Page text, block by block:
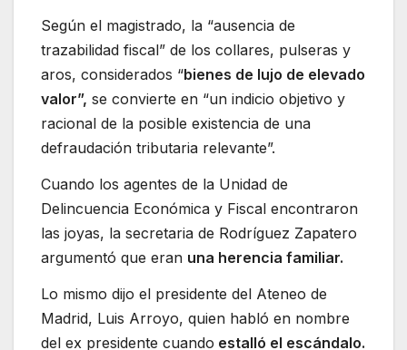
Según el magistrado, la “ausencia de
trazabilidad fiscal” de los collares, pulseras y
aros, considerados “bienes de lujo de elevado
valor”, se convierte en “un indicio objetivo y
racional de la posible existencia de una
defraudación tributaria relevante”.
Cuando los agentes de la Unidad de
Delincuencia Económica y Fiscal encontraron
las joyas, la secretaria de Rodríguez Zapatero
argumentó que eran una herencia familiar.
Lo mismo dijo el presidente del Ateneo de
Madrid, Luis Arroyo, quien habló en nombre
del ex presidente cuando estalló el escándalo.